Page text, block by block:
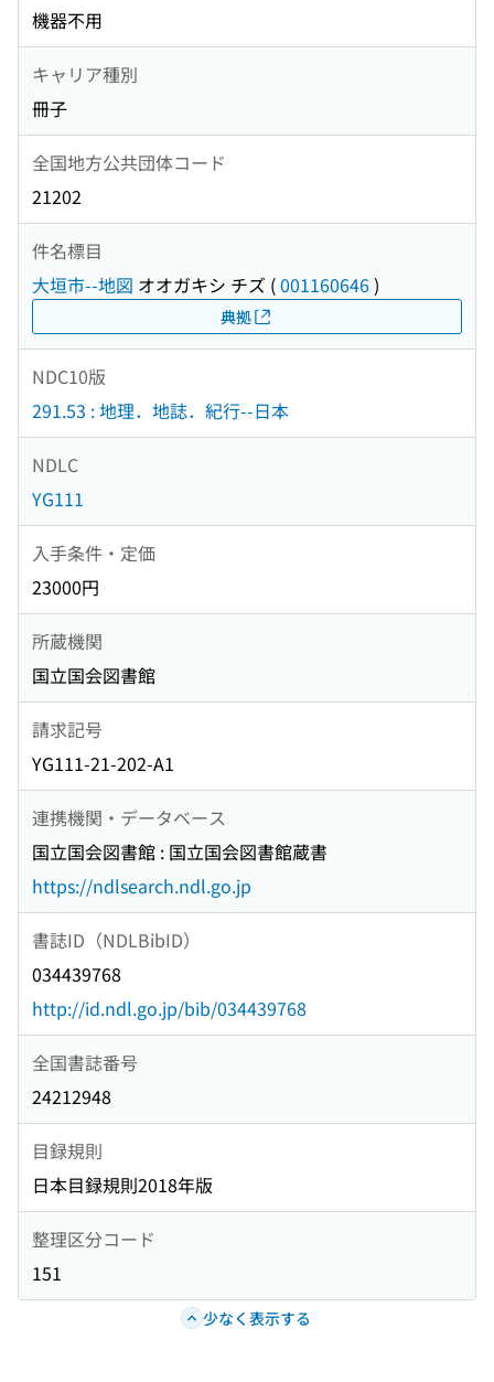
機器不用
キャリア種別
冊子
全国地方公共団体コード
21202
件名標目
大垣市--地図 オオガキシ チズ (001160646)
典拠
NDC10版
291.53 : 地理．地誌．紀行--日本
NDLC
YG111
入手条件・定価
23000円
所蔵機関
国立国会図書館
請求記号
YG111-21-202-A1
連携機関・データベース
国立国会図書館 : 国立国会図書館蔵書
https://ndlsearch.ndl.go.jp
書誌ID（NDLBibID）
034439768
http://id.ndl.go.jp/bib/034439768
全国書誌番号
24212948
目録規則
日本目録規則2018年版
整理区分コード
151
少なく表示する